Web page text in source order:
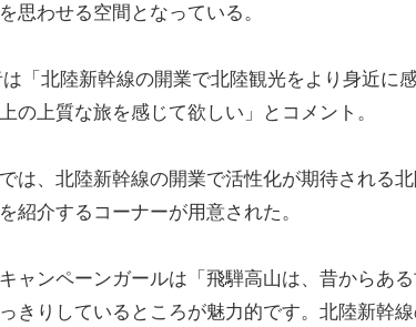
思わせる空間となっている。
「北陸新幹線の開業で北陸観光をより身近に
の上質な旅を感じて欲しい」とコメント。
は、北陸新幹線の開業で活性化が期待される
紹介するコーナーが用意された。
ャンペーンガールは「飛騨高山は、昔からあ
きりしているところが魅力的です。北陸新幹